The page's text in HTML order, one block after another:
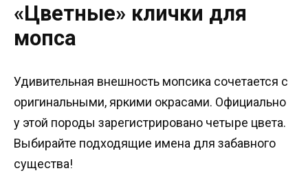
«Цветные» клички для
мопса
Удивительная внешность мопсика сочетается с
оригинальными, яркими окрасами. Официально
у этой породы зарегистрировано четыре цвета.
Выбирайте подходящие имена для забавного
существа!